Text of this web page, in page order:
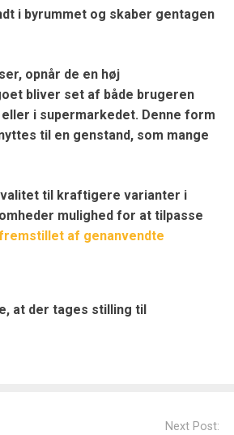
i byrummet og skaber gentagen
opnår de en høj
bliver set af både brugeren
i supermarkedet. Denne form
til en genstand, som mange
til kraftigere varianter i
mulighed for at tilpasse
af genanvendte
at der tages stilling til
Next Post: